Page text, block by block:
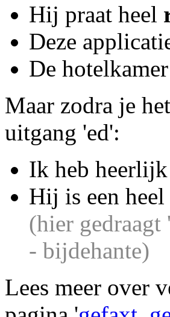
Hij praat heel
Deze
De
Maar zodra je
uitgang 'ed':
Ik heb heerlijk
Hij is een heel
(hier
- bijdehante)
Lees meer over